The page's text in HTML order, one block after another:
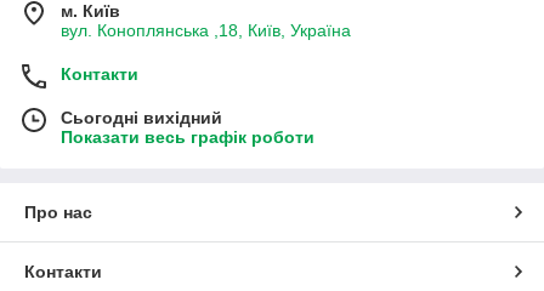
м. Київ
вул. Коноплянська ,18, Київ, Україна
Контакти
Сьогодні вихідний
Показати весь графік роботи
Про нас
Контакти